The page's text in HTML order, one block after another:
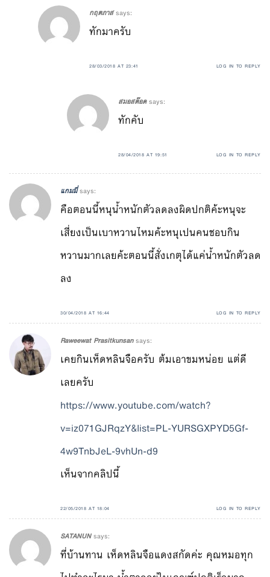
กฤตภาส says:
ทักมาครับ
28/03/2018 AT 23:41 LOG IN TO REPLY
สมอสต๊อด says:
ทักคับ
28/04/2018 AT 19:51 LOG IN TO REPLY
แกมมี่ says:
คือตอนนี้หนุน้ำหนักตัวลดลงผิดปกติค้ะหนุจะ
เสี่ยงเป็นเบาหวานไหมค้ะหนุเปนคนชอบกิน
หวานมากเลยค้ะตอนนี้สั่งเกตุได้แค่น้ำหนักตัวลด
ลง
30/04/2018 AT 16:44 LOG IN TO REPLY
Raweewat Prasitkunsan says:
เคยกินเห็ดหลินจือครับ ต้มเอาขมหน่อย แต่ดี
เลยครับ
https://www.youtube.com/watch?
v=iz071GJRqzY&list=PL-YURSGXPYD5Gf-
4w9TnbJeL-9vhUn-d9
เห็นจากคลิปนี้
22/05/2018 AT 18:04 LOG IN TO REPLY
SATANUN says:
ที่บ้านทาน เห็ดหลินจือแดงสกัดค่ะ คุณหมอทุก